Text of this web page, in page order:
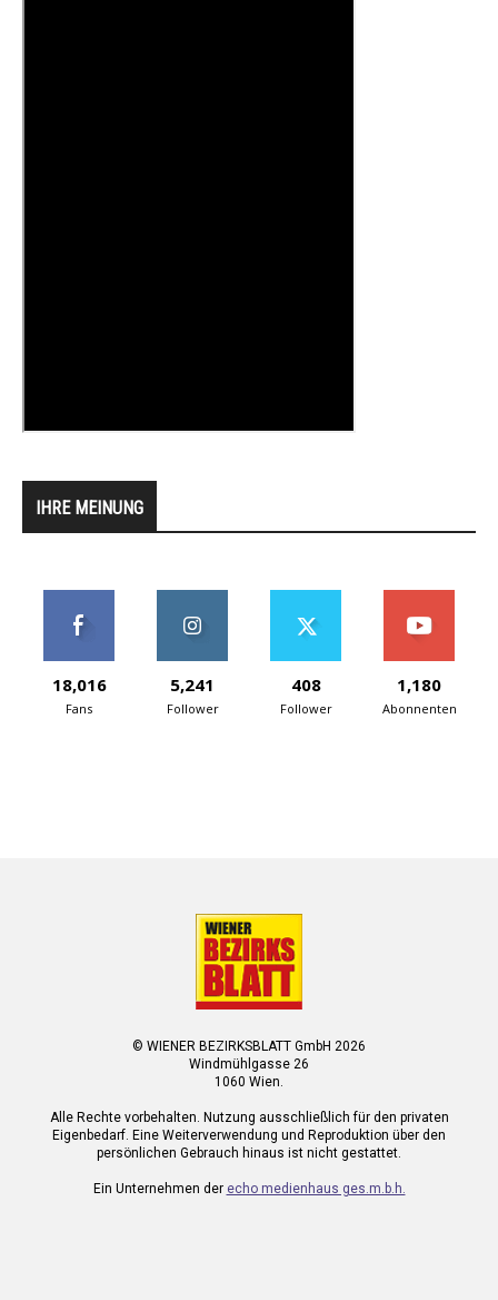
IHRE MEINUNG
18,016
Fans
5,241
Follower
408
Follower
1,180
Abonnenten
© WIENER BEZIRKSBLATT GmbH 2026
Windmühlgasse 26
1060 Wien.
Alle Rechte vorbehalten. Nutzung ausschließlich für den privaten
Eigenbedarf. Eine Weiterverwendung und Reproduktion über den
persönlichen Gebrauch hinaus ist nicht gestattet.
Ein Unternehmen der echo medienhaus ges.m.b.h.